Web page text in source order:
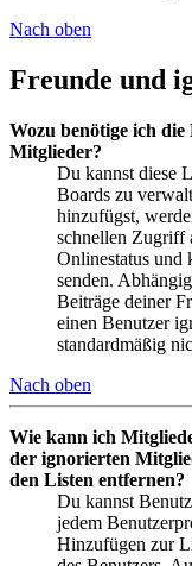
Nach oben
Freunde und
Wozu benötige ich
Mitglieder?
Du kannst diese
Boards zu
hinzufügst,
schnellen Zugriff
Onlinestatus und
senden.
Beiträge deiner
einen Benutzer
standardmäßig
Nach oben
Wie kann ich
der ignorierten
den Listen entfernen?
Du kannst
jedem
Hinzufügen zur